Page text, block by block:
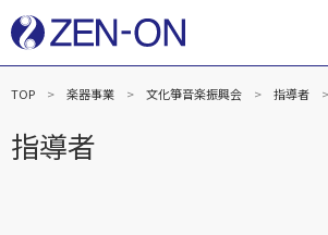
TOP 楽器事業 文化箏音楽振興会 指導者
指導者